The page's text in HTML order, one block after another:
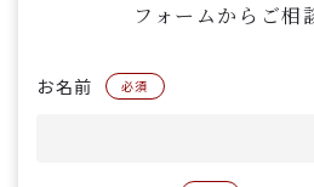
フォームからご相
お名前 必須